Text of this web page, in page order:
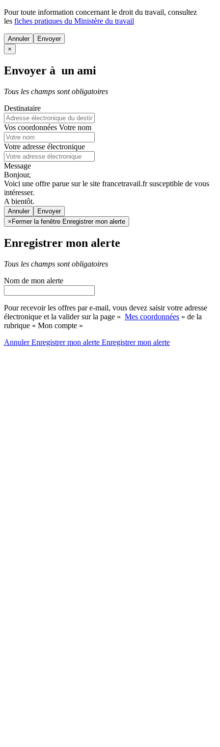
Pour toute information concernant le droit du travail, consultez
les fiches pratiques du Ministère du travail
Annuler
×
Envoyer à un ami
Tous les champs sont obligatoires
Destinataire
Vos coordonnées Votre nom
Votre adresse électronique
Message
Bonjour,
Voici une offre parue sur le site francetravail.fr susceptible de vous
intéresser.
A bientôt.
Annuler
× Fermer la fenêtre Enregistrer mon alerte
Enregistrer mon alerte
Tous les champs sont obligatoires
Nom de mon alerte
Pour recevoir les offres par e-mail, vous devez saisir votre adresse
électronique et la valider sur la page « Mes coordonnées » de la
rubrique « Mon compte »
AnnulerEnregistrer mon alerte Enregistrermon alerte